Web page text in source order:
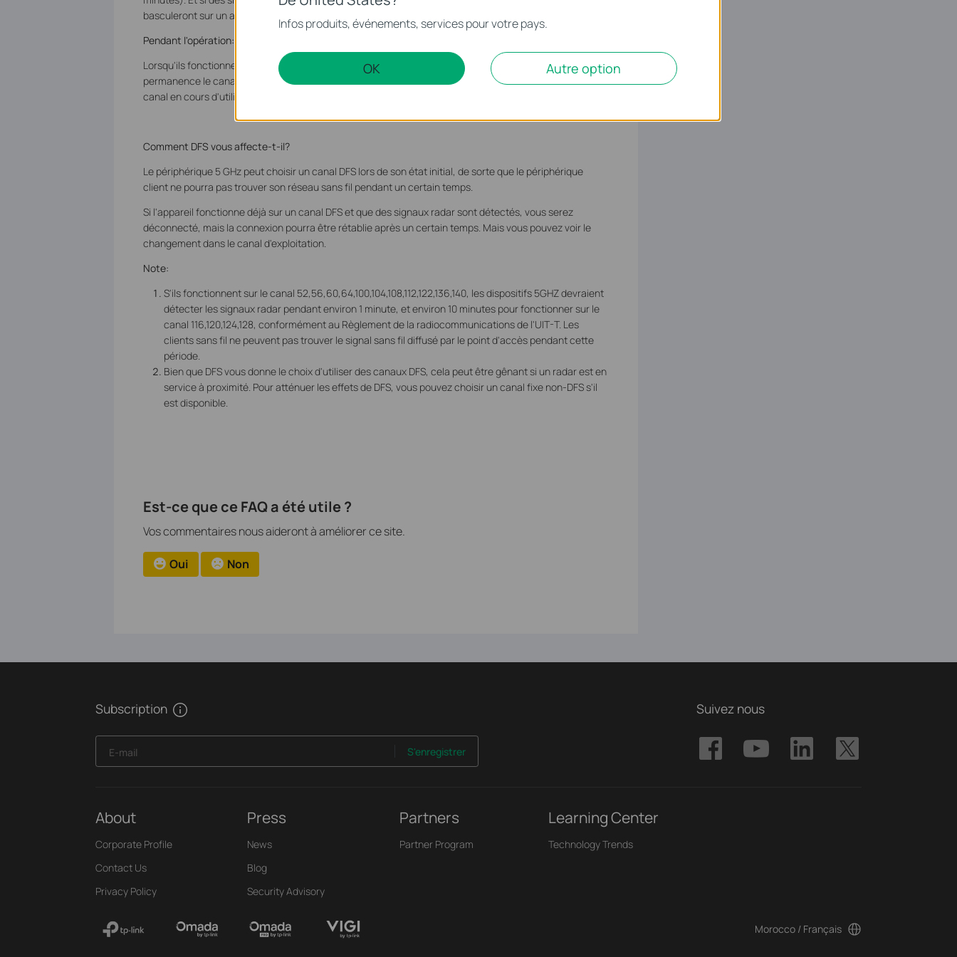
basculeront sur un autre canal.
Pendant l'opération:
Lorsqu'ils fonctionnent sur un canal DFS, les appareils 5GHZ avec la fonction DFS activée surveillent en
permanence le canal d'exploitation pour les signaux radar. Si des signaux radar sont détectés sur le
canal en cours d'utilisation, les appareils abdiqueront également ce canal et choisiront un autre canal.
Comment DFS vous affecte-t-il?
Le périphérique 5 GHz peut choisir un canal DFS lors de son état initial, de sorte que le périphérique
client ne pourra pas trouver son réseau sans fil pendant un certain temps.
Si l'appareil fonctionne déjà sur un canal DFS et que des signaux radar sont détectés, vous serez
déconnecté, mais la connexion pourra être rétablie après un certain temps. Mais vous pouvez voir le
changement dans le canal d'exploitation.
Note:
S'ils fonctionnent sur le canal 52,56,60,64,100,104,108,112,122,136,140, ​​les dispositifs 5GHZ devraient
détecter les signaux radar pendant environ 1 minute, et environ 10 minutes pour fonctionner sur le
canal 116,120,124,128, conformément au Règlement de la radiocommunications de l'UIT-T. Les
clients sans fil ne peuvent pas trouver le signal sans fil diffusé par le point d'accès pendant cette
période.
Bien que DFS vous donne le choix d'utiliser des canaux DFS, cela peut être gênant si un radar est en
service à proximité. Pour atténuer les effets de DFS, vous pouvez choisir un canal fixe non-DFS s'il
est disponible.
Est-ce que ce FAQ a été utile ?
Vos commentaires nous aideront à améliorer ce site.
Oui Non
Subscription
E-mail S'enregistrer
Suivez nous
About
Corporate Profile
Contact Us
Privacy Policy
Press
News
Blog
Security Advisory
Partners
Partner Program
Learning Center
Technology Trends
Morocco / Français
Infos produits, événements, services pour votre pays.
OK Autre option